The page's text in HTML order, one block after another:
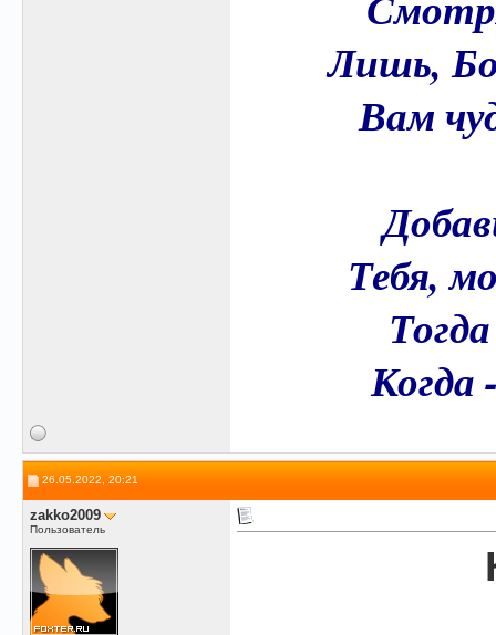
Лишь,
Вам
Тебя,
Когда
26.05.2022, 20:21
zakko2009
Пользователь